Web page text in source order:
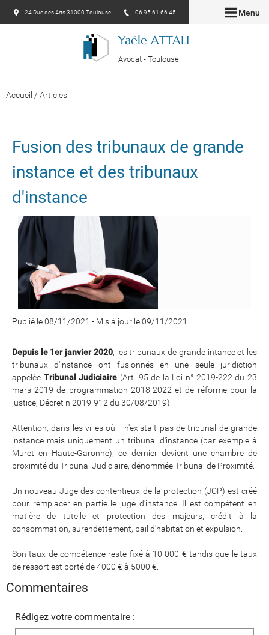
Menu
Yaële ATTALI
Avocat - Toulouse
24 Rue des Arts 31000 Toulouse 06.95.61.66.45
Accueil / Articles
Fusion des tribunaux de grande
instance et des tribunaux
d'instance
Publié le 08/11/2021 - Mis à jour le 09/11/2021
Depuis le 1er janvier 2020, les tribunaux de grande intance et les
tribunaux d'instance ont fusionnés en une seule juridiction
appelée Tribunal Judiciaire (Art. 95 de la Loi n° 2019-222 du 23
mars 2019 de programmation 2018-2022 et de réforme pour la
justice; Décret n 2019-912 du 30/08/2019).
Attention, dans les villes où il n'existait pas de tribunal de grande
instance mais uniquement un tribunal d'instance (par exemple à
Muret en Haute-Garonne), ce dernier devient une chambre de
proximité du Tribunal Judiciaire, dénommée Tribunal de Proximité.
Un nouveau Juge des contentieux de la protection (JCP) est créé
pour remplacer en partie le juge d'instance. Il est compétent en
matière de tutelle et protection des majeurs, crédit à la
consommation, surendettement, bail d'habitation et expulsion.
Son taux de compétence reste fixé à 10 000 € tandis que le taux
de ressort est porté de 4000 € à 5000 €.
Commentaires
Rédigez votre commentaire :